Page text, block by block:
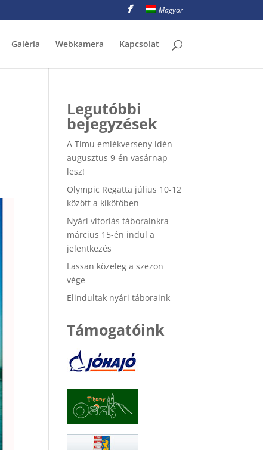
Magyar
Galéria Webkamera Kapcsolat
Legutóbbi
bejegyzések
A Timu emlékverseny idén
augusztus 9-én vasárnap
lesz!
Olympic Regatta július 10-12
között a kikötőben
Nyári vitorlás táborainkra
március 15-én indul a
jelentkezés
Lassan közeleg a szezon
vége
Elindultak nyári táboraink
Támogatóink